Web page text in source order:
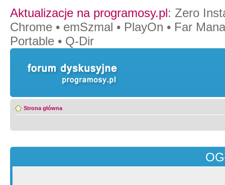
Aktualizacje na programosy.pl: Zero
Chrome • emSzmal • PlayOn • Far
Portable • Q-Dir
Strona główna